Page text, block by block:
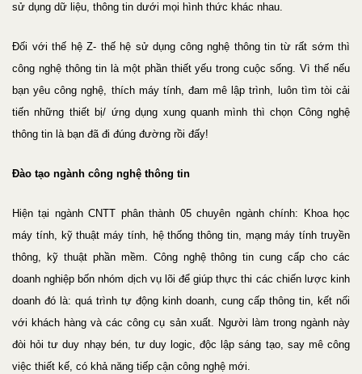
sử dụng dữ liệu, thông tin dưới mọi hình thức khác nhau.
Đối với thế hệ Z- thế hệ sử dụng công nghệ thông tin từ rất sớm thì
công nghệ thông tin là một phần thiết yếu trong cuộc sống. Vì thế nếu
bạn yêu công nghệ, thích máy tính, đam mê lập trình, luôn tìm tòi cải
tiến những thiết bị/ ứng dụng xung quanh mình thì chọn Công nghệ
thông tin là bạn đã đi đúng đường rồi đấy!
Đào tạo ngành công nghệ thông tin
Hiện tại ngành CNTT phân thành 05 chuyên ngành chính: Khoa học
máy tính, kỹ thuật máy tính, hệ thống thông tin, mạng máy tính truyền
thông, kỹ thuật phần mềm. Công nghệ thông tin cung cấp cho các
doanh nghiệp bốn nhóm dịch vụ lõi để giúp thực thi các chiến lược kinh
doanh đó là: quá trình tự động kinh doanh, cung cấp thông tin, kết nối
với khách hàng và các công cụ sản xuất. Người làm trong ngành này
đòi hỏi tư duy nhạy bén, tư duy logic, độc lập sáng tạo, say mê công
việc thiết kế, có khả năng tiếp cận công nghệ mới.